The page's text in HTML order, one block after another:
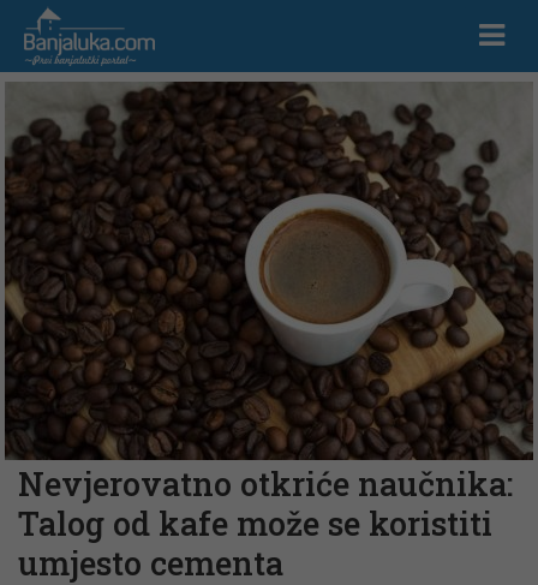
Nevjerovatno otkriće naučnika:
Talog od kafe može se koristiti
umjesto cementa